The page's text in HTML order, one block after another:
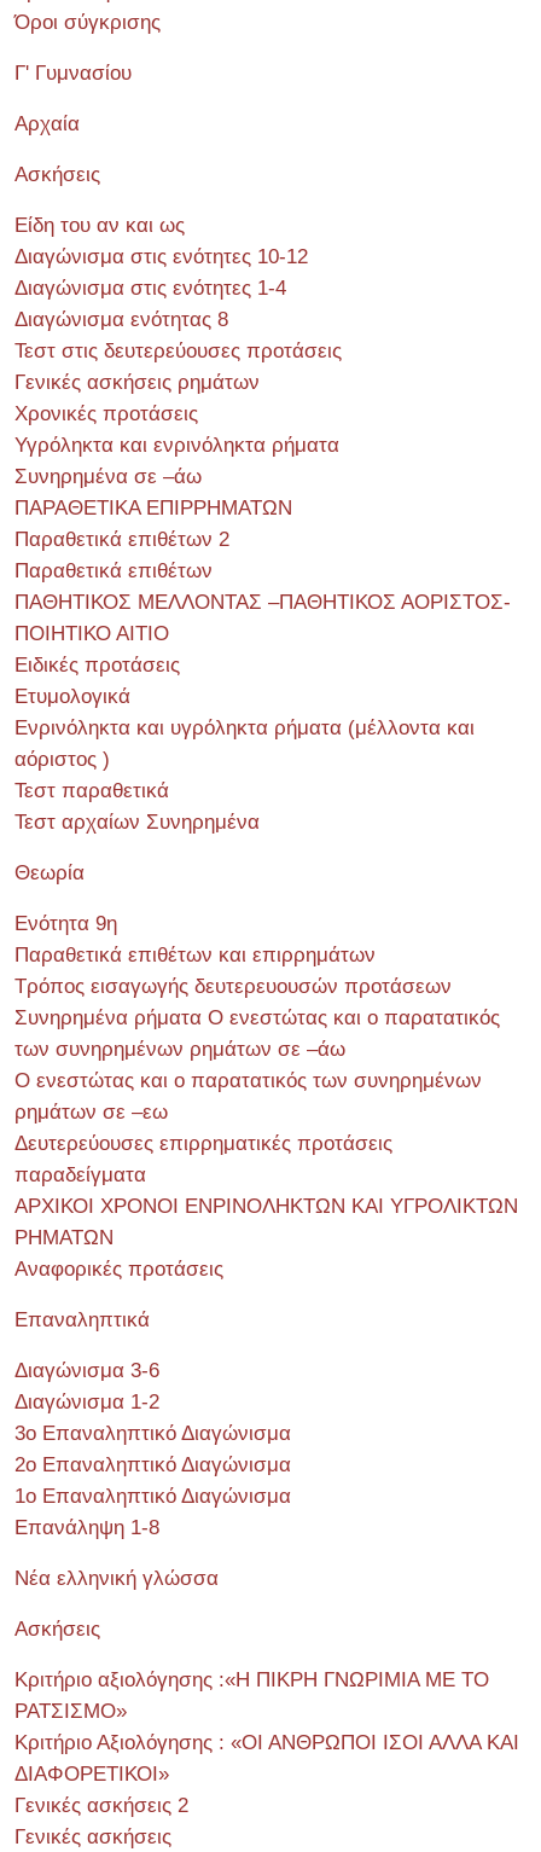
Όροι σύγκρισης
Γ' Γυμνασίου
Αρχαία
Ασκήσεις
Είδη του αν και ως
Διαγώνισμα στις ενότητες 10-12
Διαγώνισμα στις ενότητες 1-4
Διαγώνισμα ενότητας 8
Τεστ στις δευτερεύουσες προτάσεις
Γενικές ασκήσεις ρημάτων
Χρονικές προτάσεις
Υγρόληκτα και ενρινόληκτα ρήματα
Συνηρημένα σε –άω
ΠΑΡΑΘΕΤΙΚΑ ΕΠΙΡΡΗΜΑΤΩΝ
Παραθετικά επιθέτων 2
Παραθετικά επιθέτων
ΠΑΘΗΤΙΚΟΣ ΜΕΛΛΟΝΤΑΣ –ΠΑΘΗΤΙΚΟΣ ΑΟΡΙΣΤΟΣ-
ΠΟΙΗΤΙΚΟ ΑΙΤΙΟ
Ειδικές προτάσεις
Ετυμολογικά
Ενρινόληκτα και υγρόληκτα ρήματα (μέλλοντα και
αόριστος )
Τεστ παραθετικά
Τεστ αρχαίων Συνηρημένα
Θεωρία
Ενότητα 9η
Παραθετικά επιθέτων και επιρρημάτων
Τρόπος εισαγωγής δευτερευουσών προτάσεων
Συνηρημένα ρήματα Ο ενεστώτας και ο παρατατικός
των συνηρημένων ρημάτων σε –άω
Ο ενεστώτας και ο παρατατικός των συνηρημένων
ρημάτων σε –εω
Δευτερεύουσες επιρρηματικές προτάσεις
παραδείγματα
ΑΡΧΙΚΟΙ ΧΡΟΝΟΙ ΕΝΡΙΝΟΛΗΚΤΩΝ ΚΑΙ ΥΓΡΟΛΙΚΤΩΝ
ΡΗΜΑΤΩΝ
Αναφορικές προτάσεις
Επαναληπτικά
Διαγώνισμα 3-6
Διαγώνισμα 1-2
3ο Επαναληπτικό Διαγώνισμα
2ο Επαναληπτικό Διαγώνισμα
1ο Επαναληπτικό Διαγώνισμα
Επανάληψη 1-8
Νέα ελληνική γλώσσα
Ασκήσεις
Κριτήριο αξιολόγησης :«Η ΠΙΚΡΗ ΓΝΩΡΙΜΙΑ ΜΕ ΤΟ
ΡΑΤΣΙΣΜΟ»
Κριτήριο Αξιολόγησης : «ΟΙ ΑΝΘΡΩΠΟΙ ΙΣΟΙ ΑΛΛΑ ΚΑΙ
ΔΙΑΦΟΡΕΤΙΚΟΙ»
Γενικές ασκήσεις 2
Γενικές ασκήσεις